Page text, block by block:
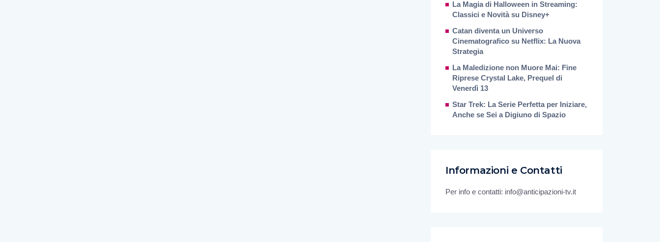
La Magia di Halloween in Streaming:
Classici e Novità su Disney+
Catan diventa un Universo
Cinematografico su Netflix: La Nuova
Strategia
La Maledizione non Muore Mai: Fine
Riprese Crystal Lake, Prequel di
Venerdì 13
Star Trek: La Serie Perfetta per Iniziare,
Anche se Sei a Digiuno di Spazio
Informazioni e Contatti
Per info e contatti: info@anticipazioni-tv.it